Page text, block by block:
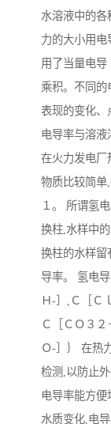
水溶液中的各
力的大小用电
用了当量电导
乘积。不同
表现的变化、
电导率与溶液
在火力发电厂
物质比较简单
１。 所谓氢
换柱,水样中
换柱的水样留
导率。 氢电
Ｈ-］,Ｃ［Ｃ
Ｃ［ＣＯ３
Ｏ-］｝ 在热
检测,以防止
电导率能方
水质变化,电